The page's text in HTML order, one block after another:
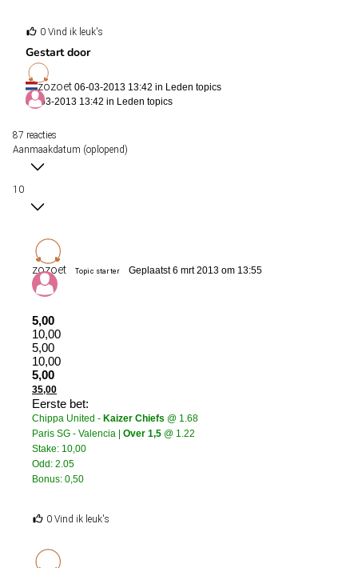
0 Vind ik leuk's
Gestart door
zozoet 06-03-2013 13:42 in Leden topics
06-03-2013 13:42 in Leden topics
87 reacties
Aanmaakdatum (oplopend)
10
zozoet Topic starter Geplaatst 6 mrt 2013 om 13:55
5,00
10,00
5,00
10,00
5,00
35,00
Eerste bet:
Chippa United - Kaizer Chiefs @ 1.68
Paris SG - Valencia | Over 1,5 @ 1.22
Stake: 10,00
Odd: 2.05
Bonus: 0,50
0 Vind ik leuk's